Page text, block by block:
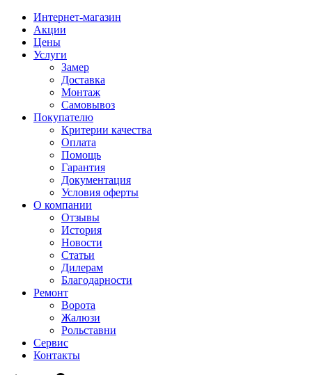
Интернет-магазин
Акции
Цены
Услуги
Замер
Доставка
Монтаж
Самовывоз
Покупателю
Критерии качества
Оплата
Помощь
Гарантия
Документация
Условия оферты
О компании
Отзывы
История
Новости
Статьи
Дилерам
Благодарности
Ремонт
Ворота
Жалюзи
Рольставни
Сервис
Контакты